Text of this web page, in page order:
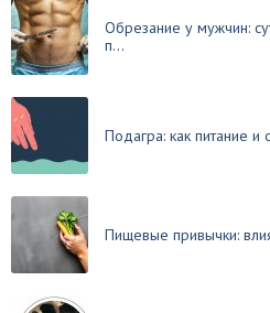
Обрезание у мужчин:
п...
Подагра: как питание и
Пищевые привычки: